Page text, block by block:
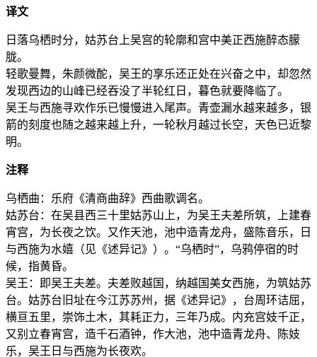
译文
日落乌栖时分，姑苏台上吴宫的轮廓和宫中美正西施醉态朦
胧。
轻歌曼舞，朱颜微酡，吴王的享乐还正处在兴奋之中，却忽然
发现西边的山峰已经吞没了半轮红日，暮色就要降临了。
吴王与西施寻欢作乐已慢慢进入尾声。青壶漏水越来越多，银
箭的刻度也随之越来越上升，一轮秋月越过长空，天色已近黎
明。
注释
乌栖曲：乐府《清商曲辞》西曲歌调名。
姑苏台：在吴县西三十里姑苏山上，为吴王夫差所筑，上建春
宵宫，为长夜之饮。又作天池，池中造青龙舟，盛陈音乐，日
与西施为水嬉（见《述异记》）。“乌栖时”，乌鸦停宿的时
候，指黄昏。
吴王：即吴王夫差。夫差败越国，纳越国美女西施，为筑姑苏
台。姑苏台旧址在今江苏苏州，据《述异记》，台周环诘屈，
横亘五里，崇饰土木，其耗正力，三年乃成。内充宫妓千正，
又别立春宵宫，造千石酒钟，作大池，池中造青龙舟、陈妓
乐，吴王日与西施为长夜欢。